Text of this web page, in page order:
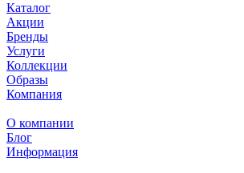
Каталог
Акции
Бренды
Услуги
Коллекции
Образы
Компания
О компании
Блог
Информация